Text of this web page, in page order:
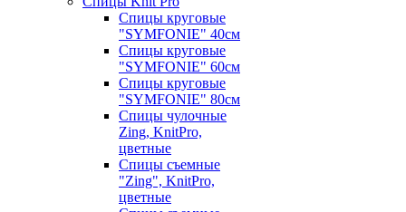
Спицы круговые
"SYMFONIE" 40см
Спицы круговые
"SYMFONIE" 60см
Спицы круговые
"SYMFONIE" 80см
Спицы чулочные
Zing, KnitPro,
цветные
Спицы съемные
"Zing", KnitPro,
цветные